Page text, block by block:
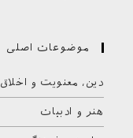
موضوعات اصلی
دین، معنویت و اخلاق
هنر و ادبیات